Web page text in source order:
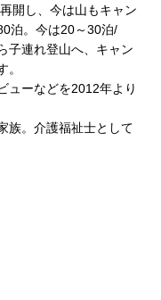
開し、今は山もキャン
泊。今は20～30泊/
子連れ登山へ、キャン
ューなどを2012年より
族。介護福祉士として